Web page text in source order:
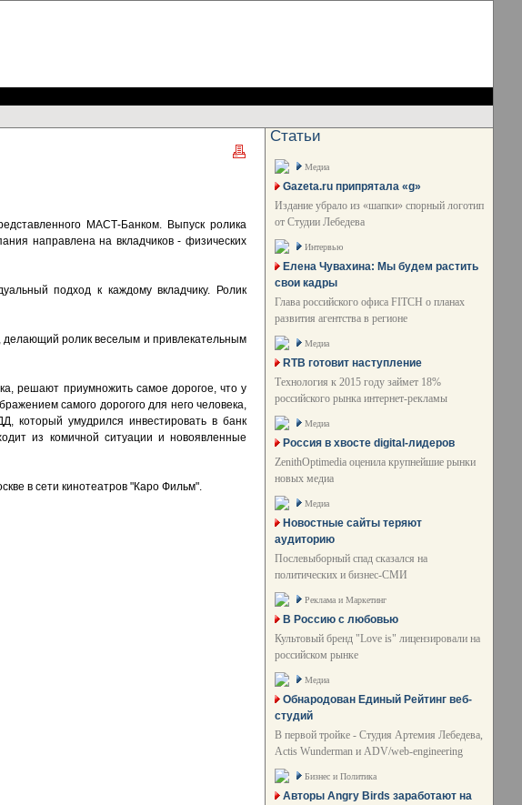
МАСТ-Банком. Выпуск ролика
направлена на вкладчиков - физических
подход к каждому вкладчику. Ролик
делающий ролик веселым и привлекательным
решают приумножить самое дорогое, что у
самого дорогого для него человека,
который умудрился инвестировать в банк
из комичной ситуации и новоявленные
в сети кинотеатров "Каро Фильм".
Статьи
Медиа
Gazeta.ru припрятала «g»
Издание убрало из «шапки» спорный логотип
от Студии Лебедева
Интервью
Елена Чувахина: Мы будем растить
свои кадры
Глава российского офиса FITCH о планах
развития агентства в регионе
Медиа
RTB готовит наступление
Технология к 2015 году займет 18%
российского рынка интернет-рекламы
Медиа
Россия в хвосте digital-лидеров
ZenithOptimedia оценила крупнейшие рынки
новых медиа
Медиа
Новостные сайты теряют
аудиторию
Послевыборный спад сказался на
политических и бизнес-СМИ
Реклама и Маркетинг
В Россию с любовью
Культовый бренд "Love is" лицензировали на
российском рынке
Медиа
Обнародован Единый Рейтинг веб-
студий
В первой тройке - Студия Артемия Лебедева,
Actis Wunderman и ADV/web-engineering
Бизнес и Политика
Авторы Angry Birds заработают на